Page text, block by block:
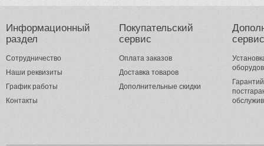
Информационный
раздел
Сотрудничество
Наши реквизиты
График работы
Контакты
Покупательский
сервис
Оплата заказов
Доставка товаров
Дополнительные скидки
сервис